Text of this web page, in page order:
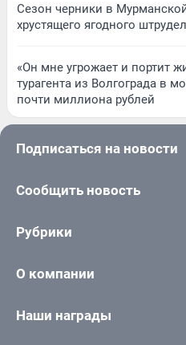
Сезон черники в
хрустящего ягодного
«Он мне угрожает и портит
турагента из Волгограда в
почти миллиона рублей
Подписаться на новости
Сообщить новость
Рубрики
О компании
Наши награды